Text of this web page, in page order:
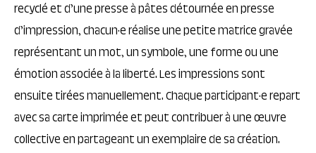
recyclé et d’une presse à pâtes détournée en presse
d’impression, chacun·e réalise une petite matrice gravée
représentant un mot, un symbole, une forme ou une
émotion associée à la liberté. Les impressions sont
ensuite tirées manuellement. Chaque participant·e repart
avec sa carte imprimée et peut contribuer à une œuvre
collective en partageant un exemplaire de sa création.